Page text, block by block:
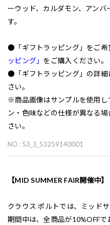
ーウッド、カルダモン、アン
す。
●「ギフトラッピング」をご希
ッピング」 をご購入ください。
●「ギフトラッピング」の詳細
さい。
※商品画像はサンプルを使用し
ン・色味などの仕様が異なる
さい。
NO : 53_3_53259140001
【MID SUMMER FAIR開催中】
クラウス ポルトでは、ミッド
期間中は、全商品が10%OFFで